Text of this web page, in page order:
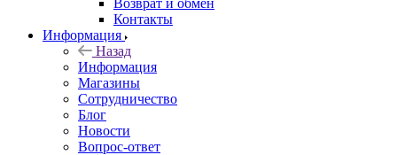
Возврат и обмен
Контакты
Информация
Назад
Информация
Магазины
Сотрудничество
Блог
Новости
Вопрос-ответ